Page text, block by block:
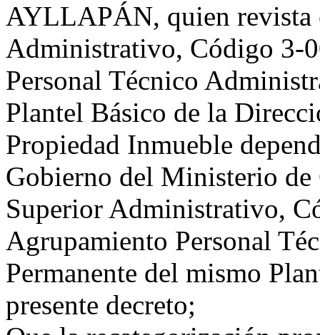
AYLLAPÁN, quien revista
Administrativo, Código 3-
Personal Técnico
Plantel Básico de la
Propiedad Inmueble
Gobierno del Ministerio
Superior Administrativo,
Agrupamiento Personal
Permanente del mismo
presente decreto;